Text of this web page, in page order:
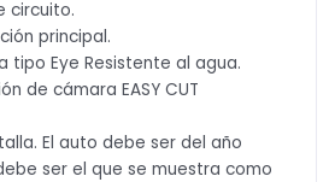
circuito.
principal.
tipo Eye Resistente al agua.
de cámara EASY CUT
El auto debe ser del año
ser el que se muestra como